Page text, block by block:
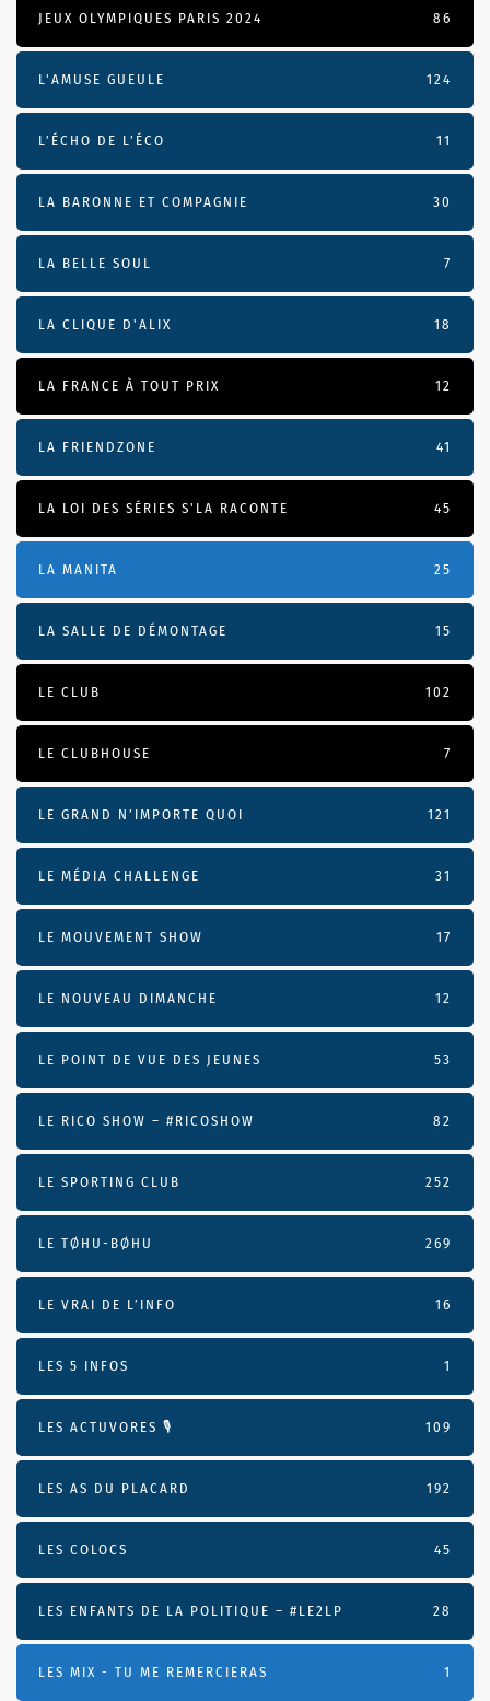
JEUX OLYMPIQUES PARIS 2024 86
L'AMUSE GUEULE 124
L’ÉCHO DE L’ÉCO 11
LA BARONNE ET COMPAGNIE 30
LA BELLE SOUL 7
LA CLIQUE D'ALIX 18
LA FRANCE À TOUT PRIX 12
LA FRIENDZONE 41
LA LOI DES SÉRIES S'LA RACONTE 45
LA MANITA 25
LA SALLE DE DÉMONTAGE 15
LE CLUB 102
LE CLUBHOUSE 7
LE GRAND N’IMPORTE QUOI 121
LE MÉDIA CHALLENGE 31
LE MOUVEMENT SHOW 17
LE NOUVEAU DIMANCHE 12
LE POINT DE VUE DES JEUNES 53
LE RICO SHOW – #RICOSHOW 82
LE SPORTING CLUB 252
LE TØHU-BØHU 269
LE VRAI DE L’INFO 16
LES 5 INFOS 1
LES ACTUVORES 🎙 109
LES AS DU PLACARD 192
LES COLOCS 45
LES ENFANTS DE LA POLITIQUE – #LE2LP 28
LES MIX - TU ME REMERCIERAS 1